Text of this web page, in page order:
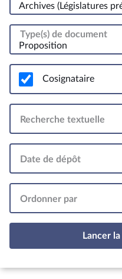
Archives (Législatures
Type(s) de document
Proposition
Cosignataire
Recherche textuelle
Date de dépôt
Ordonner par
Lancer